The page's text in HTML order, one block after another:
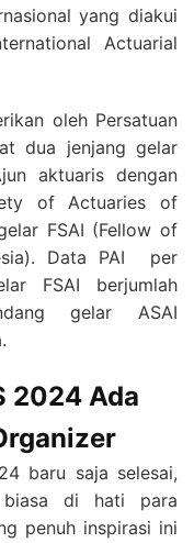
yang diakui
Actuarial
oleh Persatuan
dua jenjang gelar
aktuaris dengan
of Actuaries of
FSAI (Fellow of
Data PAI per
FSAI berjumlah
gelar ASAI
2024 Ada
baru saja selesai,
biasa di hati para
penuh inspirasi ini